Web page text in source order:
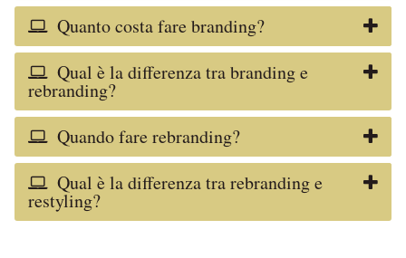
Quanto costa fare branding?
Qual è la differenza tra branding e
rebranding?
Quando fare rebranding?
Qual è la differenza tra rebranding e
restyling?